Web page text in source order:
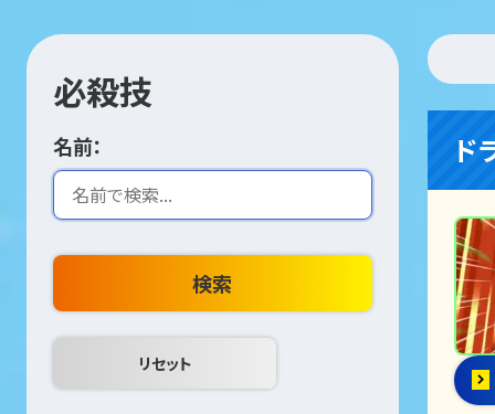
必殺技
名前：
検索
ド